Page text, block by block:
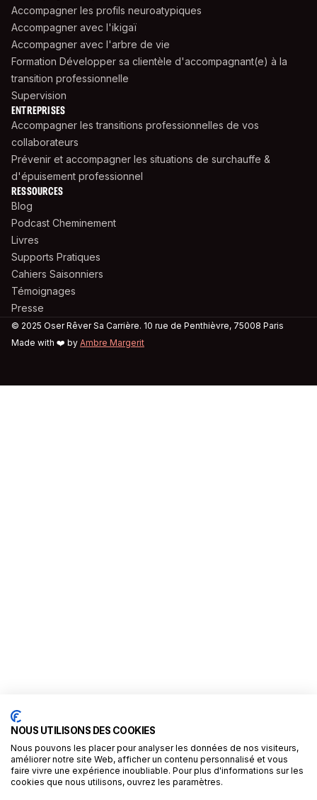
Accompagner les profils neuroatypiques
Accompagner avec l'ikigaï
Accompagner avec l'arbre de vie
Formation Développer sa clientèle d'accompagnant(e) à la
transition professionnelle
Supervision
ENTREPRISES
Accompagner les transitions professionnelles de vos
collaborateurs
Prévenir et accompagner les situations de surchauffe &
d'épuisement professionnel
RESSOURCES
Blog
Podcast Cheminement
Livres
Supports Pratiques
Cahiers Saisonniers
Témoignages
Presse
© 2025 Oser Rêver Sa Carrière. 10 rue de Penthièvre, 75008 Paris
Made with ❤️ by Ambre Margerit
NOUS UTILISONS DES COOKIES
Nous pouvons les placer pour analyser les données de nos visiteurs,
améliorer notre site Web, afficher un contenu personnalisé et vous
faire vivre une expérience inoubliable. Pour plus d'informations sur les
cookies que nous utilisons, ouvrez les paramètres.